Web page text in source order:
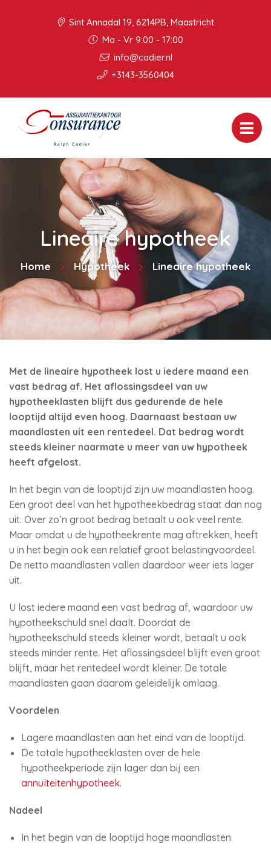
Sint Annadal 19, 6214PB, Maastricht
Ma - Vr 9:00 - 17:00
info@cadier.nl
+3143-3560404
Lineaire hypotheek
Home Hypotheek Lineaire hypotheek
Met de lineaire hypotheek lost u iedere maand een
vast bedrag af. Het aflossingsdeel van uw
hypotheeklasten blijft dus gedurende de hele
looptijd altijd even hoog. Daarnaast bestaan uw
maandlasten uit een rentedeel. Dat bedrag wordt
steeds kleiner naarmate u meer van uw hypotheek
heeft afgelost.
In het begin van de looptijd zijn uw maandlasten hoog.
Een groot deel van het hypotheekbedrag staat dan nog
uit. Over zo’n groot bedrag betaalt u ook veel rente.
Maar omdat u de hypotheekrente mag aftrekken, heeft
u in het begin ook een relatief groot belastingvoordeel.
De netto maandlasten vallen daardoor weer iets lager
uit.
U lost iedere maand een vast bedrag af, waardoor uw
hypotheekschuld snel daalt. Doordat de
hypotheekschuld steeds kleiner wordt, betaalt u ook
steeds minder rente. Het aflossingsdeel blijft even groot
blijft, maar het rentedeel wordt kleiner. De totale
maandlasten gaan daarom geleidelijk omlaag.
Voordelen
Lagere maandlasten aan het eind van de looptijd.
De totale hypotheeklasten over de hele
hypotheekperiode zijn lager dan bij een
annuïteitenhypotheek.
Nadeel
In het begin van de looptijd hoge maandlasten.